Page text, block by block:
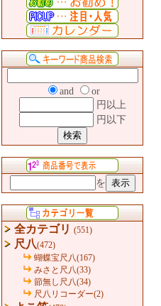
and
or
円以上
円以下
を
全カテゴリ (551)
尺八(472)
蝴蝶宝尺八(167)
みさと尺八(33)
節無し尺八(34)
尺八リコーダー(2)